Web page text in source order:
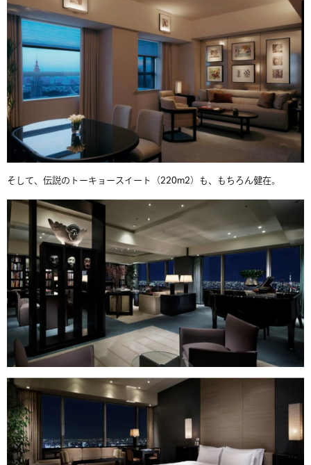
そして、伝説のトーキョースイート（220m2）も、もちろん健在。